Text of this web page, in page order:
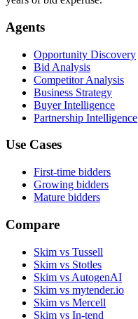
Agents
Opportunity Discovery
Bid Analysis
Competitor Analysis
Business Strategy
Buyer Intelligence
Partnership Intelligence
Use Cases
First-time bidders
Growing bidders
Mature bidders
Compare
Skim vs Tussell
Skim vs Stotles
Skim vs AutogenAI
Skim vs mytender.io
Skim vs Mercell
Skim vs In-tend